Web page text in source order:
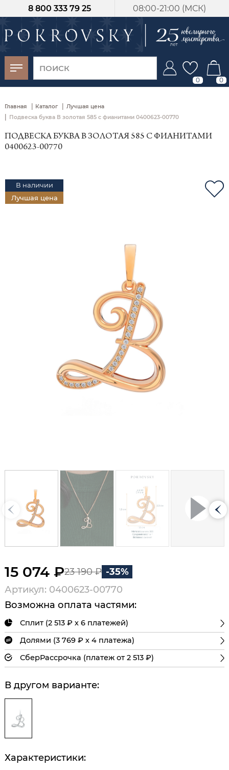
08:00-21:00 (МСК)
8 800 333 79 25
0 0
Главная | Каталог | Лучшая цена
| Подвеска буква В золотая 585 с фианитами 0400623-00770
ПОДВЕСКА БУКВА В ЗОЛОТАЯ 585 С ФИАНИТАМИ
0400623-00770
В наличии
Лучшая цена
15 074 ₽23 190 ₽ -35%
Артикул: 0400623-00770
Возможна оплата частями:
Сплит (2 513 ₽ х 6 платежей)
Долями (3 769 ₽ х 4 платежа)
СберРассрочка (платеж от 2 513 ₽)
В другом варианте:
Характеристики:
-30%
от 15 дней с
момента оплаты